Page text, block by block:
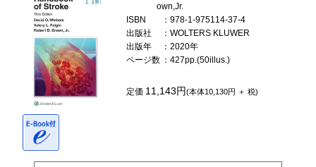
own,Jr.
ISBN
：978-1-975114-37-4
出版社
：WOLTERS KLUWER
出版年
：2020年
ページ数 ：427pp.(50illus.)
定価 11,143円(本体10,130円 ＋ 税)